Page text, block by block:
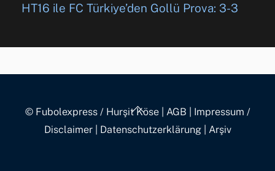
HT16 ile FC Türkiye’den Gollü Prova: 3-3
Back
To
© Fubolexpress / Hurşit Köse| AGB
Impressum /
Disclaimer| Datenschutzerklärung| Arşiv